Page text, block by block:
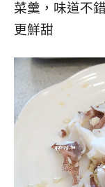
菜羹，味道不
更鮮甜